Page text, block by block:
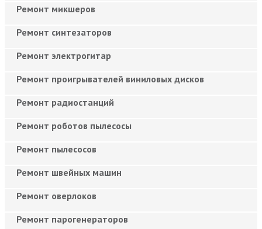
Ремонт микшеров
Ремонт синтезаторов
Ремонт электрогитар
Ремонт проигрывателей виниловых дисков
Ремонт радиостанций
Ремонт роботов пылесосы
Ремонт пылесосов
Ремонт швейных машин
Ремонт оверлоков
Ремонт парогенераторов